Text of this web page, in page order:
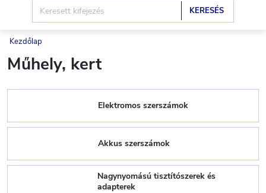
KERESÉS
Kezdőlap
Műhely, kert
Elektromos szerszámok
Akkus szerszámok
Nagynyomású tisztítószerek és
adapterek